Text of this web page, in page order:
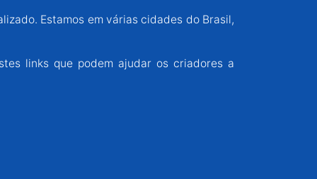
Estamos em várias cidades do Brasil,
links que podem ajudar os criadores a